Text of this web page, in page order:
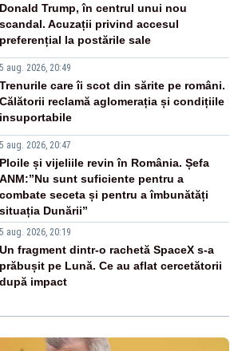
Donald Trump, în centrul unui nou
scandal. Acuzații privind accesul
preferențial la postările sale
5 aug. 2026, 20:49
Trenurile care îi scot din sărite pe români.
Călătorii reclamă aglomerația și condițiile
insuportabile
5 aug. 2026, 20:47
Ploile și vijeliile revin în România. Șefa
ANM:”Nu sunt suficiente pentru a
combate seceta și pentru a îmbunătăți
situația Dunării”
5 aug. 2026, 20:19
Un fragment dintr-o rachetă SpaceX s-a
prăbușit pe Lună. Ce au aflat cercetătorii
după impact